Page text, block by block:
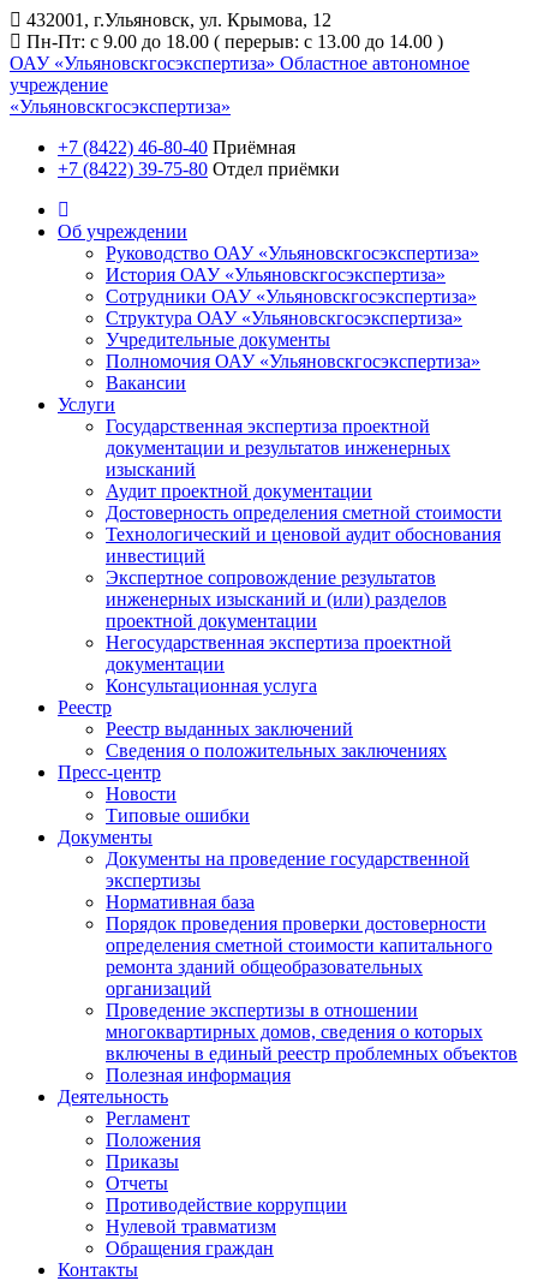
432001, г.Ульяновск, ул. Крымова, 12
Пн-Пт: с 9.00 до 18.00 ( перерыв: с 13.00 до 14.00 )
ОАУ «Ульяновскгосэкспертиза» Областное автономное
учреждение
«Ульяновскгосэкспертиза»
+7 (8422) 46-80-40 Приёмная
+7 (8422) 39-75-80 Отдел приёмки
Об учреждении
Руководство ОАУ «Ульяновскгосэкспертиза»
История ОАУ «Ульяновскгосэкспертиза»
Сотрудники ОАУ «Ульяновскгосэкспертиза»
Структура ОАУ «Ульяновскгосэкспертиза»
Учредительные документы
Полномочия ОАУ «Ульяновскгосэкспертиза»
Вакансии
Услуги
Государственная экспертиза проектной
документации и результатов инженерных
изысканий
Аудит проектной документации
Достоверность определения сметной стоимости
Технологический и ценовой аудит обоснования
инвестиций
Экспертное сопровождение результатов
инженерных изысканий и (или) разделов
проектной документации
Негосударственная экспертиза проектной
документации
Консультационная услуга
Реестр
Реестр выданных заключений
Сведения о положительных заключениях
Пресс-центр
Новости
Типовые ошибки
Документы
Документы на проведение государственной
экспертизы
Нормативная база
Порядок проведения проверки достоверности
определения сметной стоимости капитального
ремонта зданий общеобразовательных
организаций
Проведение экспертизы в отношении
многоквартирных домов, сведения о которых
включены в единый реестр проблемных объектов
Полезная информация
Деятельность
Регламент
Положения
Приказы
Отчеты
Противодействие коррупции
Нулевой травматизм
Обращения граждан
Контакты